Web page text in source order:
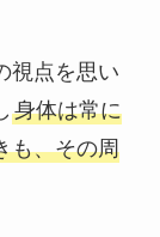
視点を思い
身体は常に
も、その周